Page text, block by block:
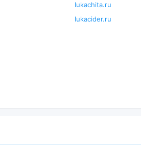
lukachita.ru
lukacider.ru